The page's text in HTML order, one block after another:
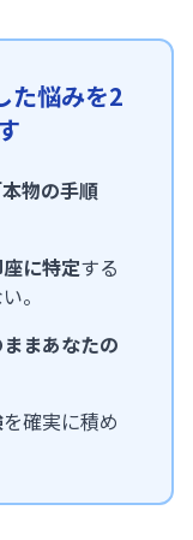
た悩みを2
物の手順
に特定する
。
まあなたの
を確実に積め